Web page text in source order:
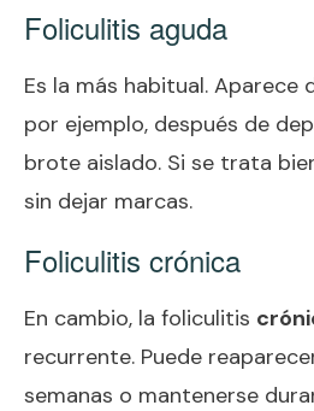
Foliculitis aguda
Es la más habitual. Aparece
por ejemplo, después de
brote aislado. Si se trata
sin dejar marcas.
Foliculitis crónica
En cambio, la foliculitis
recurrente. Puede
semanas o mantenerse